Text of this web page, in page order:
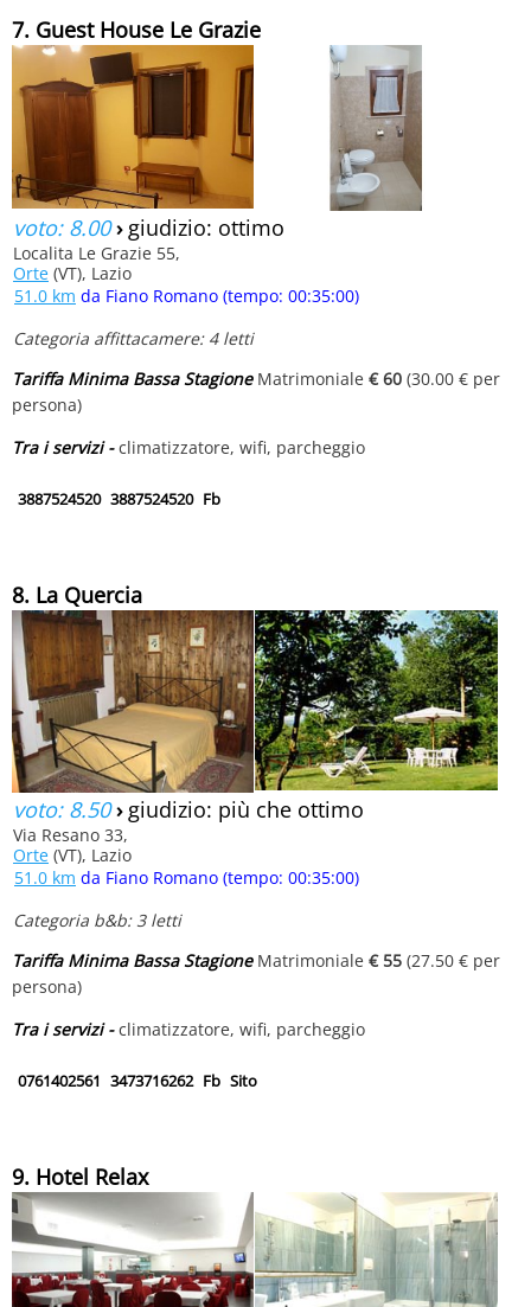
7. Guest House Le Grazie
voto: 8.00› giudizio: ottimo
Localita Le Grazie 55,
Orte (VT), Lazio
51.0 km da Fiano Romano (tempo: 00:35:00)
Categoria affittacamere: 4 letti
Tariffa Minima Bassa StagioneMatrimoniale € 60 (30.00 € per
persona)
Tra i servizi -climatizzatore, wifi, parcheggio
3887524520 3887524520 Fb
8. La Quercia
voto: 8.50› giudizio: più che ottimo
Via Resano 33,
Orte (VT), Lazio
51.0 km da Fiano Romano (tempo: 00:35:00)
Categoria b&b: 3 letti
Tariffa Minima Bassa StagioneMatrimoniale € 55 (27.50 € per
persona)
Tra i servizi -climatizzatore, wifi, parcheggio
0761402561 3473716262 Fb Sito
9. Hotel Relax